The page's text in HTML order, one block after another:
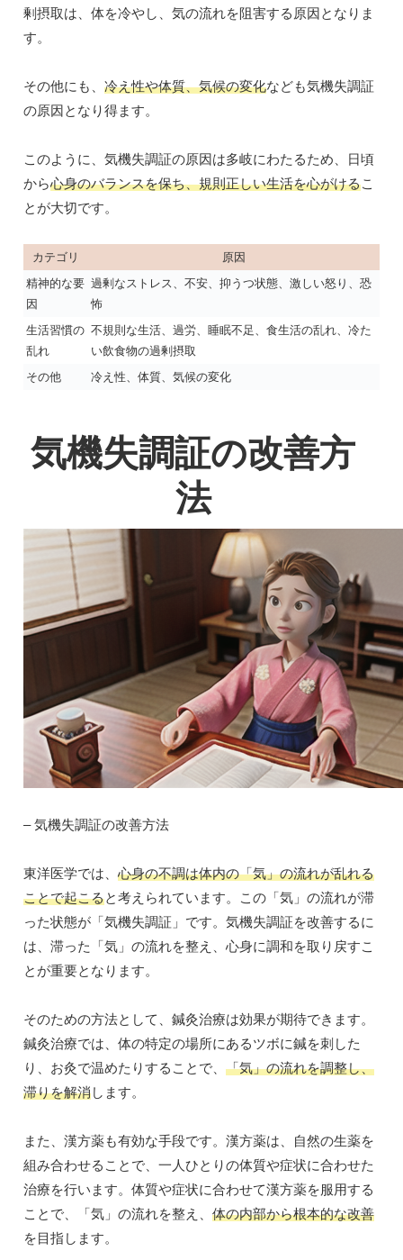
剰摂取は、体を冷やし、気の流れを阻害する原因となりま
す。
その他にも、 冷え性や体質、気候の変化なども気機失調証
の原因となり得ます。
このように、気機失調証の原因は多岐にわたるため、日頃
から心身のバランスを保ち、規則正しい生活を心がけるこ
とが大切です。
カテゴリ
原因
精神的な要
因
過剰なストレス、不安、抑うつ状態、激しい怒り、恐
怖
生活習慣の
乱れ
不規則な生活、過労、睡眠不足、食生活の乱れ、冷た
い飲食物の過剰摂取
その他
冷え性、体質、気候の変化
気機失調証の改善方
法
– 気機失調証の改善方法
東洋医学では、 心身の不調は体内の「気」の流れが乱れる
ことで起こると考えられています。この「気」の流れが滞
った状態が「気機失調証」です。気機失調証を改善するに
は、滞った「気」の流れを整え、心身に調和を取り戻すこ
とが重要となります。
そのための方法として、鍼灸治療は効果が期待できます。
鍼灸治療では、体の特定の場所にあるツボに鍼を刺した
り、お灸で温めたりすることで、 「気」の流れを調整し、
滞りを解消します。
また、漢方薬も有効な手段です。漢方薬は、自然の生薬を
組み合わせることで、一人ひとりの体質や症状に合わせた
治療を行います。体質や症状に合わせて漢方薬を服用する
ことで、「気」の流れを整え、 体の内部から根本的な改善
を目指します。